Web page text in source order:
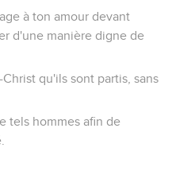
à ton amour devant
d'une manière digne de
qu'ils sont partis, sans
tels hommes afin de